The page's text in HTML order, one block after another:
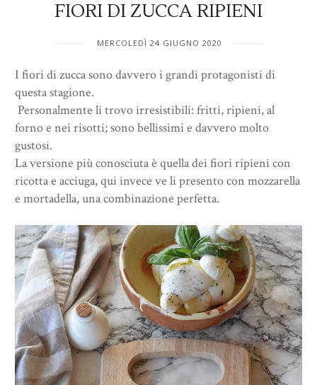
FIORI DI ZUCCA RIPIENI
MERCOLEDÌ 24 GIUGNO 2020
I fiori di zucca sono davvero i grandi protagonisti di
questa stagione.
Personalmente li trovo irresistibili: fritti, ripieni, al
forno e nei risotti; sono bellissimi e davvero molto
gustosi.
La versione più conosciuta è quella dei fiori ripieni con
ricotta e acciuga, qui invece ve li presento con mozzarella
e mortadella, una combinazione perfetta.